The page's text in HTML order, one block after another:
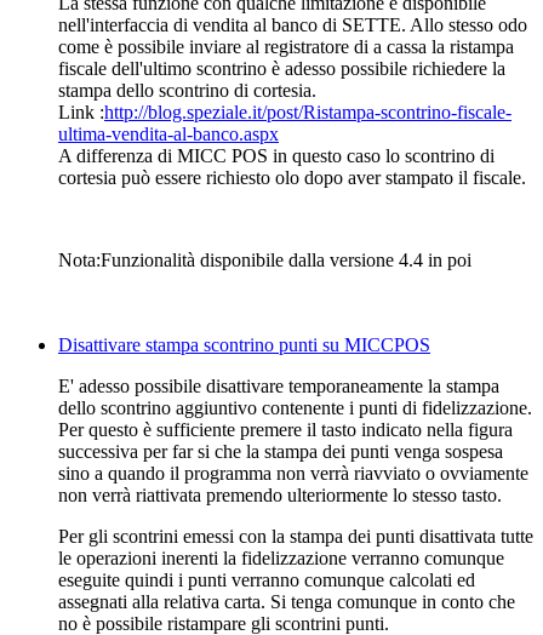
nell'interfaccia di vendita al banco di SETTE. Allo stesso odo
come è possibile inviare al registratore di a cassa la ristampa
fiscale dell'ultimo scontrino è adesso possibile richiedere la
stampa dello scontrino di cortesia.
Link :http://blog.speziale.it/post/Ristampa-scontrino-fiscale-
ultima-vendita-al-banco.aspx
A differenza di MICC POS in questo caso lo scontrino di
cortesia può essere richiesto olo dopo aver stampato il fiscale.
Nota:Funzionalità disponibile dalla versione 4.4 in poi
Disattivare stampa scontrino punti su MICCPOS
E' adesso possibile disattivare temporaneamente la stampa
dello scontrino aggiuntivo contenente i punti di fidelizzazione.
Per questo è sufficiente premere il tasto indicato nella figura
successiva per far si che la stampa dei punti venga sospesa
sino a quando il programma non verrà riavviato o ovviamente
non verrà riattivata premendo ulteriormente lo stesso tasto.
Per gli scontrini emessi con la stampa dei punti disattivata tutte
le operazioni inerenti la fidelizzazione verranno comunque
eseguite quindi i punti verranno comunque calcolati ed
assegnati alla relativa carta. Si tenga comunque in conto che
no è possibile ristampare gli scontrini punti.